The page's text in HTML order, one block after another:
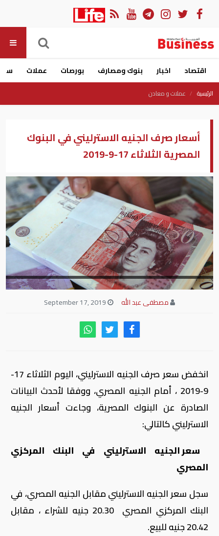
اقتصاد اخبار بنوك ومصارف بورصات عملات
الرئيسية عملات و معادن
أسعار صرف الجنيه الاسترليني في البنوك
المصرية الثلاثاء 17-9-2019
مصطفى عبد الله
انخفض سعر صرف الجنيه الاسترليني، اليوم الثلاثاء 17-
9-2019 ، أمام الجنيه المصري، ووفقا لأحدث البيانات
الصادرة عن البنوك المصرية، وجاءت أسعار الجنيه
الاسترليني كالتالي:
سعر الجنيه الاسترليني في البنك المركزي
المصري
سجل سعر الجنيه الاسترليني مقابل الجنيه المصري، في
البنك المركزي المصري 20.30 جنيه للشراء ، مقابل
20.42 جنيه للبيع.